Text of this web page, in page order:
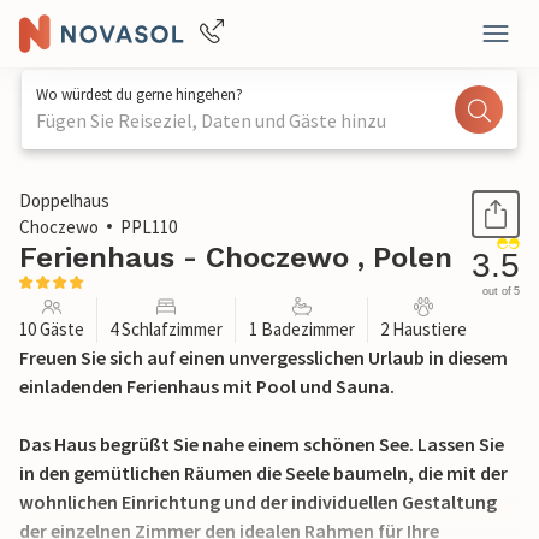
Wo würdest du gerne hingehen?
Fügen Sie Reiseziel, Daten und Gäste hinzu
1 / 28
Doppelhaus
Choczewo
PPL110
Ferienhaus - Choczewo , Polen 3.5
out of 5
10 Gäste 4 Schlafzimmer 1 Badezimmer 2 Haustiere
Freuen Sie sich auf einen unvergesslichen Urlaub in diesem
einladenden Ferienhaus mit Pool und Sauna.
Das Haus begrüßt Sie nahe einem schönen See. Lassen Sie
in den gemütlichen Räumen die Seele baumeln, die mit der
wohnlichen Einrichtung und der individuellen Gestaltung
der einzelnen Zimmer den idealen Rahmen für Ihre